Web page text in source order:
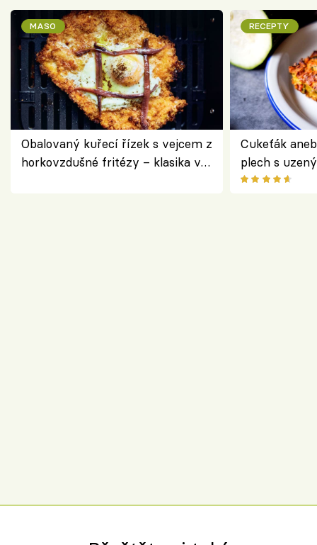
MASO
Obalovaný kuřecí řízek s vejcem z
horkovzdušné fritézy – klasika v
RECEPTY
Cukeťák
plech s
způsob, jak